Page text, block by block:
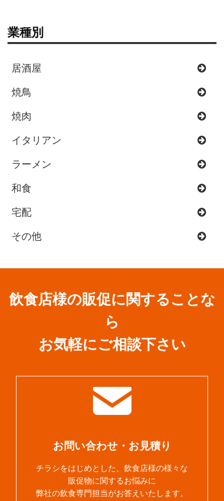
業種別
居酒屋
焼鳥
焼肉
イタリアン
ラーメン
和食
宅配
その他
飲食店様の販促に関することな
ら
お気軽にご相談下さい
お問い合わせ・お見積り
チラシをはじめとした、飲食店様の様々な
販促物に関するお悩みに
弊社の飲食専門担当がお答えいたします。